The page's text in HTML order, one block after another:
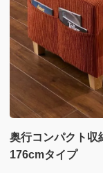
奥行コンパクト収
176cmタイプ